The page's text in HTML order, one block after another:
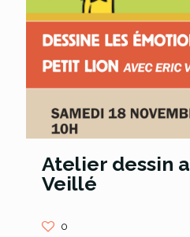
Atelier dessin
Veillé
0